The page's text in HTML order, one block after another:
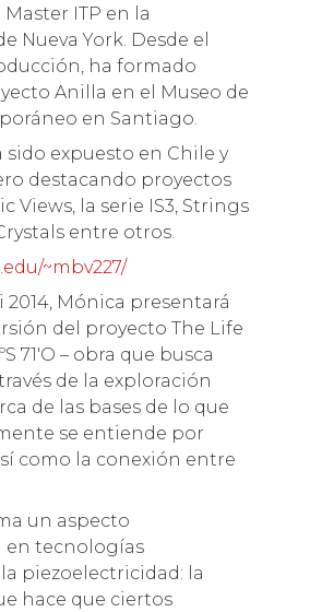
ITP en la
Nueva York. Desde el
ha formado
Anilla en el Museo de
en Santiago.
sido expuesto en Chile y
destacando proyectos
Views, la serie IS3, Strings
entre otros.
~mbv227/
2014, Mónica presentará
del proyecto The Life
71′O – obra que busca
de la exploración
de las bases de lo que
se entiende por
como la conexión entre
un aspecto
tecnologías
piezoelectricidad: la
hace que ciertos